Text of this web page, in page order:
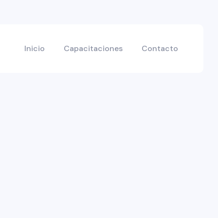
Inicio Capacitaciones Contacto